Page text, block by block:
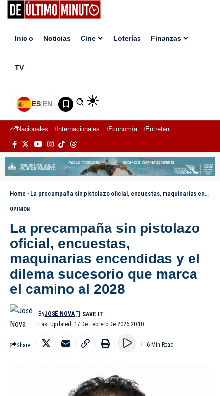
Inicio Noticias Cine Loterías Finanzas
TV
ES|EN
Nacionales Internacionales Economía Entretenimiento
Home - La precampaña sin pistolazo oficial, encuestas, maquinarias encendidas y el dilema sucesorio que marca el camino al 2028
OPINIÓN
La precampaña sin pistolazo
oficial, encuestas,
maquinarias encendidas y el
dilema sucesorio que marca
el camino al 2028
Last Updated: 17 De Febrero De 2026 20:10
ByJOSÉ NOVA
Share 6 Min Read